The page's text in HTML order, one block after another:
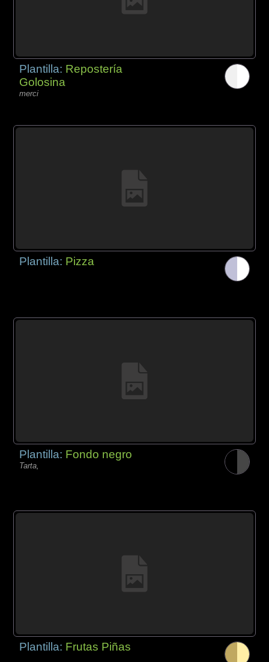
Plantilla: Repostería
Golosina
merci
Plantilla: Pizza
Plantilla: Fondo negro
Tarta,
Plantilla: Frutas Piñas